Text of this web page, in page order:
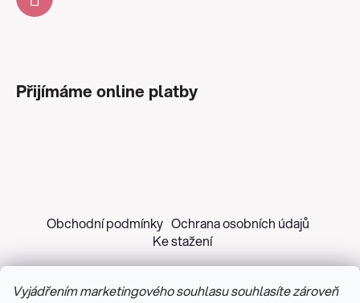
Vyjádřením marketingového souhlasu souhlasíte zároveň
Přijímáme online platby
Obchodní podmínky Ochrana osobních údajů
Ke stažení